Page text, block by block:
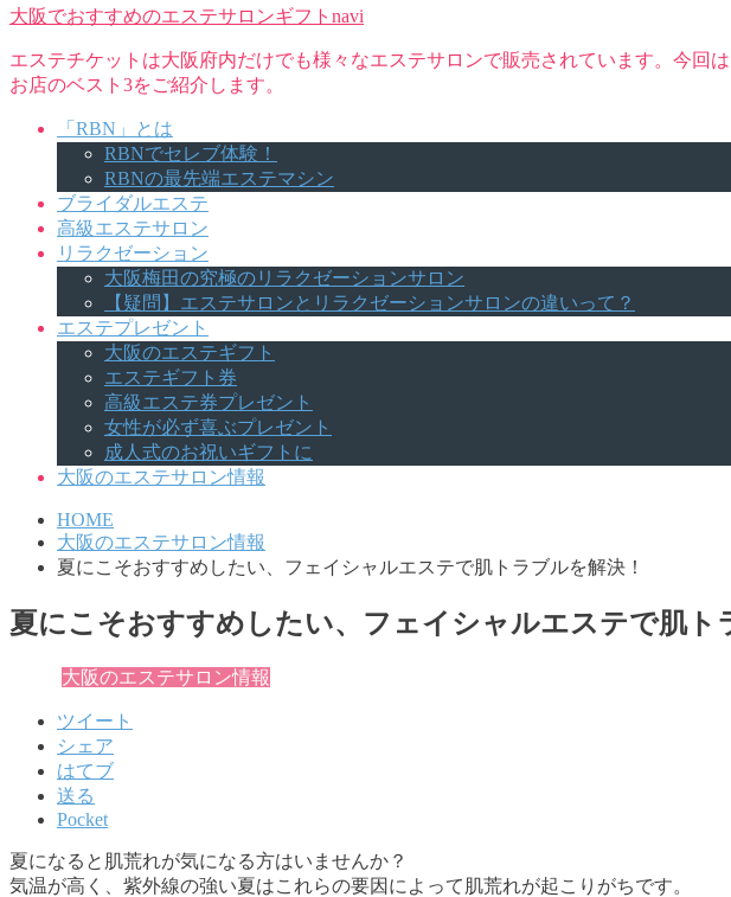
大阪でおすすめのエステサロンギフトnavi
エステチケットは大阪府内だけでも様々なエステサロンで販売されています。今回
お店のベスト3をご紹介します。
「RBN」とは
RBNでセレブ体験！
RBNの最先端エステマシン
ブライダルエステ
高級エステサロン
リラクゼーション
大阪梅田の究極のリラクゼーションサロン
【疑問】エステサロンとリラクゼーションサロンの違いって？
エステプレゼント
大阪のエステギフト
エステギフト券
高級エステ券プレゼント
女性が必ず喜ぶプレゼント
成人式のお祝いギフトに
大阪のエステサロン情報
HOME
大阪のエステサロン情報
夏にこそおすすめしたい、フェイシャルエステで肌トラブルを解決！
夏にこそおすすめしたい、フェイシャルエステで肌ト
大阪のエステサロン情報
ツイート
シェア
はてブ
送る
Pocket
夏になると肌荒れが気になる方はいませんか？
気温が高く、紫外線の強い夏はこれらの要因によって肌荒れが起こりがちです。